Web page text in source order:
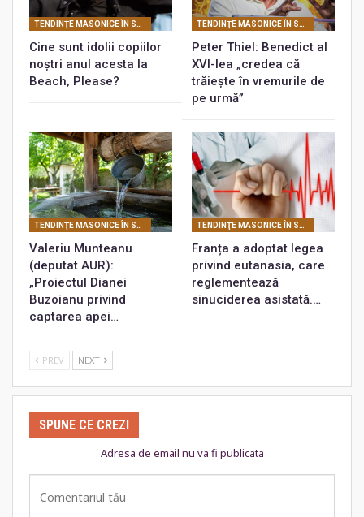
TENDINŢE MASONICE ÎN SOCIETATEA CONTEMPORANĂ
Cine sunt idolii copiilor
noștri anul acesta la
Beach, Please?
TENDINŢE MASONICE ÎN SOCIETATEA CONTEMPORANĂ
Peter Thiel: Benedict al
XVI-lea „credea că
trăiește în vremurile de
pe urmă”
TENDINŢE MASONICE ÎN SOCIETATEA CONTEMPORANĂ
Valeriu Munteanu
(deputat AUR):
„Proiectul Dianei
Buzoianu privind
captarea apei…
TENDINŢE MASONICE ÎN SOCIETATEA CONTEMPORANĂ
Franța a adoptat legea
privind eutanasia, care
reglementează
sinuciderea asistată.…
PREV NEXT
SPUNE CE CREZI
Adresa de email nu va fi publicata